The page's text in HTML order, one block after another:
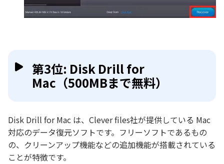
第3位: Disk Drill for
Mac（500MBまで無料）
Disk Drill for Mac は、Clever files社が提供している Mac
対応のデータ復元ソフトです。フリーソフトであるもの
の、クリーンアップ機能などの追加機能が搭載されている
ことが特徴です。